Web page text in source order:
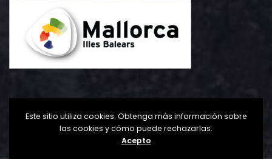
Este sitio utiliza cookies. Obtenga más información sobre
las cookies y cómo puede rechazarlas.
Acepto